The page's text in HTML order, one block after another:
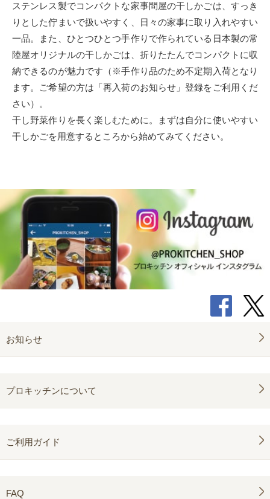
ステンレス製でコンパクトな家事問屋の干しかごは、すっき
りとした佇まいで扱いやすく、日々の家事に取り入れやすい
一品。また、ひとつひとつ手作りで作られている日本製の常
陸屋オリジナルの干しかごは、折りたたんでコンパクトに収
納できるのが魅力です（※手作り品のため不定期入荷となり
ます。ご希望の方は「再入荷のお知らせ」登録をご利用くだ
さい）。
干し野菜作りを長く楽しむために。まずは自分に使いやすい
干しかごを用意するところから始めてみてください。
お知らせ
プロキッチンについて
ご利用ガイド
FAQ